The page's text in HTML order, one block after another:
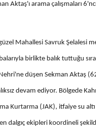
Aktaş'ı arama çalışmaları
Mahallesi Savruk Şelalesi
birlikte balık tuttuğu
düşen Sekman Aktaş
devam ediyor. Bölgede
Kurtarma (JAK), itfaiye su
dalgıç ekipleri koordineli